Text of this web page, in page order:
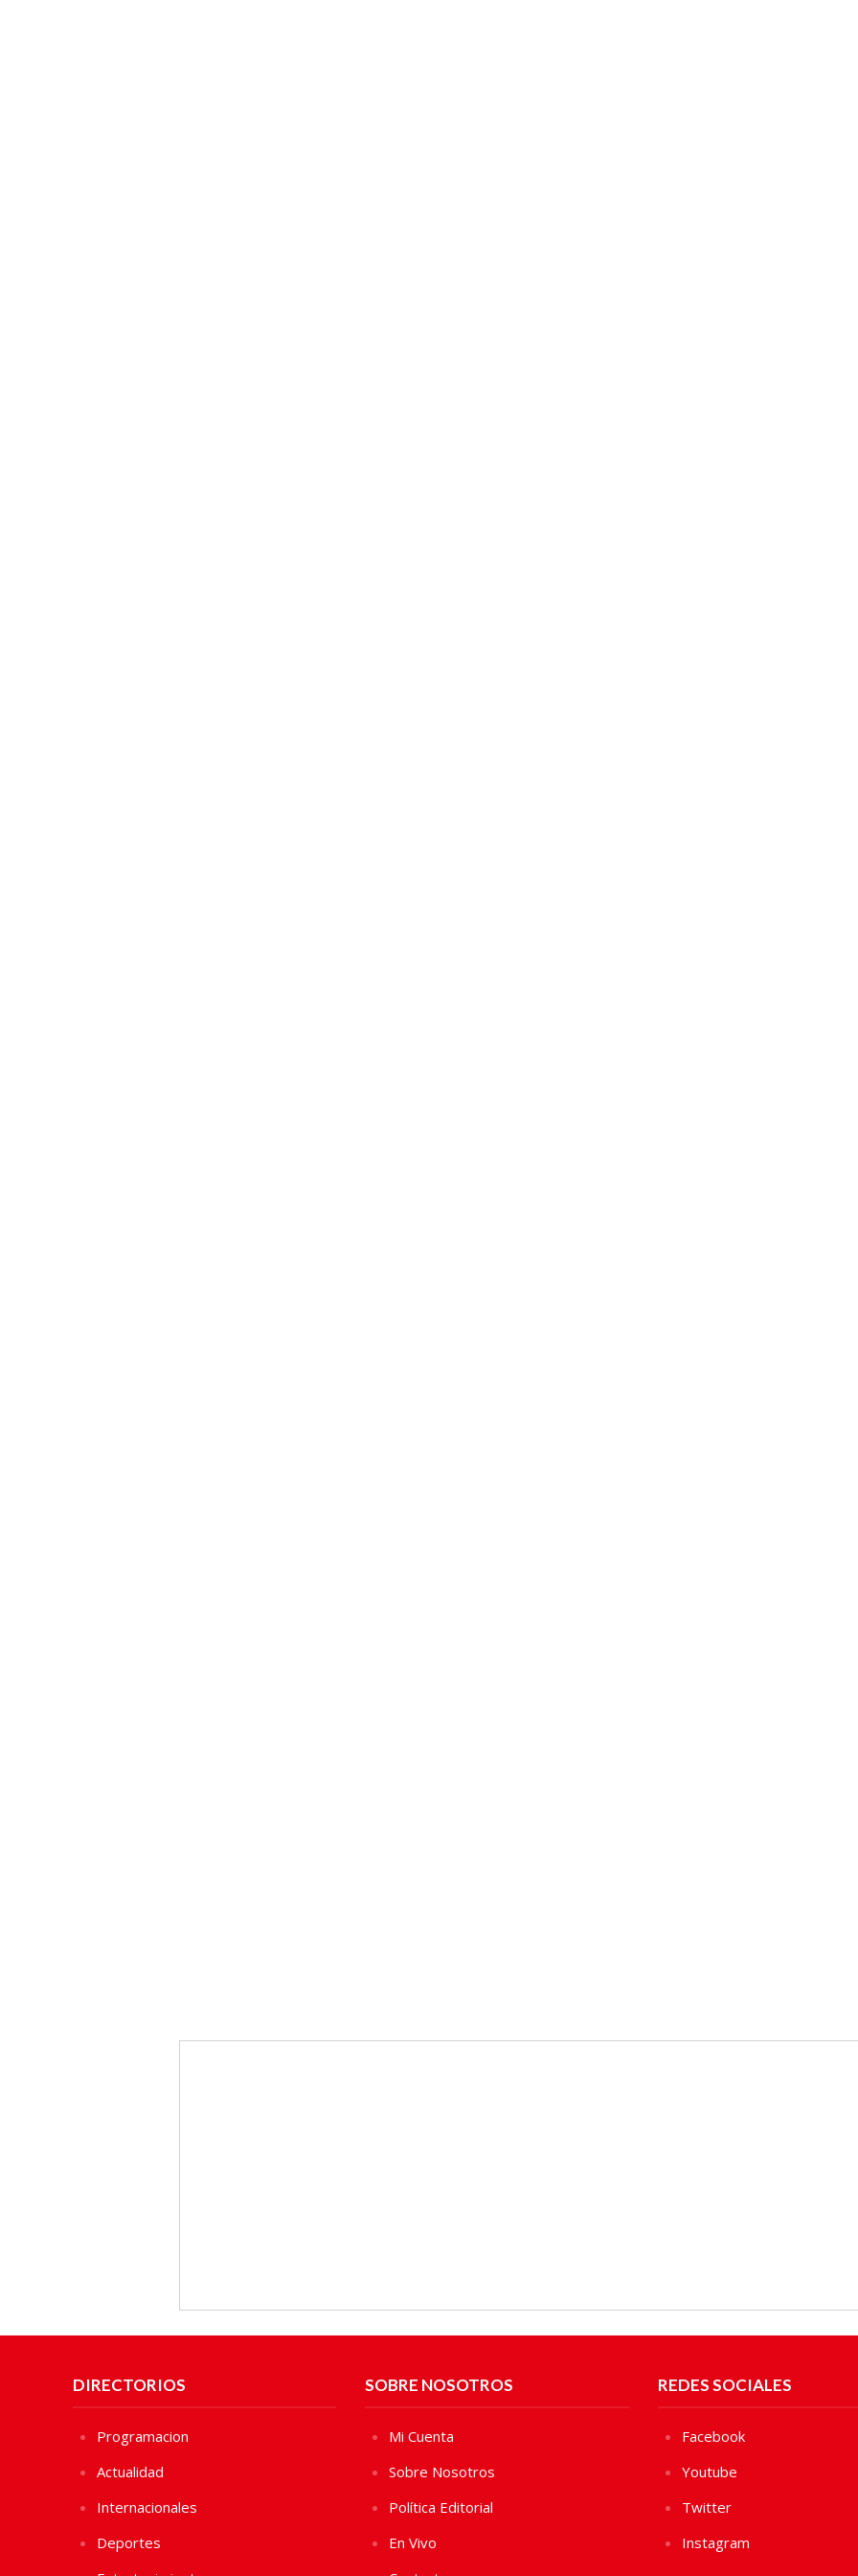
DIRECTORIOS
Programacion
Actualidad
Internacionales
Deportes
SOBRE NOSOTROS
Mi Cuenta
Sobre Nosotros
Política Editorial
En Vivo
REDES SOCIALES
Facebook
Youtube
Twitter
Instagram